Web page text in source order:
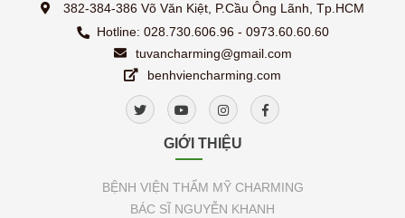
382-384-386 Võ Văn Kiệt, P.Cầu Ông Lãnh, Tp.HCM
Hotline: 028.730.606.96 - 0973.60.60.60
tuvancharming@gmail.com
benhviencharming.com
GIỚI THIỆU
BỆNH VIỆN THẨM MỸ CHARMING
BÁC SĨ NGUYỄN KHANH